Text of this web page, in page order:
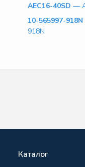
AEC16-40SD —
10-565997-918N
918N
Каталог